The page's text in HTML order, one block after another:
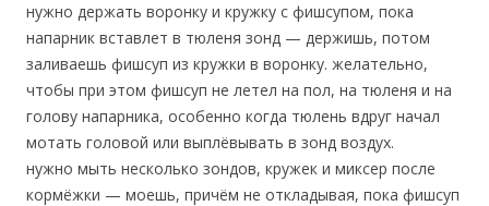
нужно держать воронку и кружку с фишсупом, пока
напарник вставлет в тюленя зонд — держишь, потом
заливаешь фишсуп из кружки в воронку. желательно,
чтобы при этом фишсуп не летел на пол, на тюленя и на
голову напарника, особенно когда тюлень вдруг начал
мотать головой или выплёвывать в зонд воздух.
нужно мыть несколько зондов, кружек и миксер после
кормёжки — моешь, причём не откладывая, пока фишсуп